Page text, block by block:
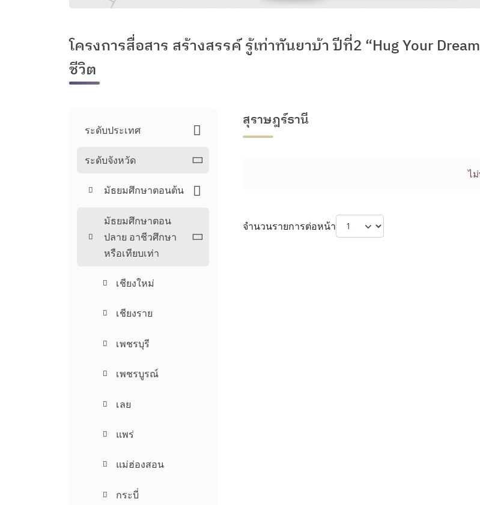
โครงการสื่อสาร สร้างสรรค์ รู้เท่าทันยาบ้า ปีที่2 “Hug Your
ชีวิต
ระดับประเทศ
ระดับจังหวัด
มัธยมศึกษาตอนต้น
มัธยมศึกษาตอน
ปลาย อาชีวศึกษา
หรือเทียบเท่า
เชียงใหม่
เชียงราย
เพชรบุรี
เพชรบูรณ์
เลย
แพร่
แม่ฮ่องสอน
กระบี่
สุราษฎร์ธานี
ไ
จำนวนรายการต่อหน้า